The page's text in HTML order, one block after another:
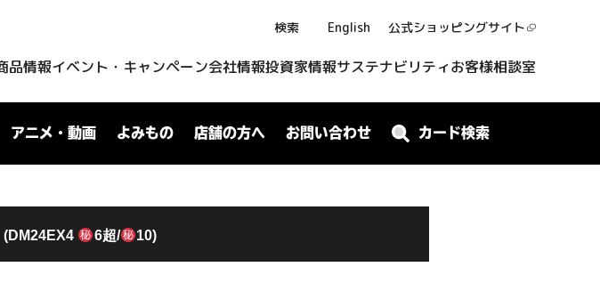
検索 English 公式ショッピングサイト
品情報イベント・キャンペーン会社情報投資家情報サステナビリティお客様相談室
アニメ・動画 よみもの 店舗の方へ お問い合わせ カード検索
(DM24EX4 6超/ 10)